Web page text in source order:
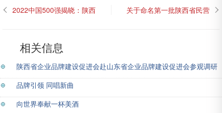
2022中国500强揭晓：陕西
关于命名第一批陕西省民营
相关信息
陕西省企业品牌建设促进会赴山东省企业品牌建设促进会参观调研
品牌引领 同唱新曲
向世界奉献一杯美酒